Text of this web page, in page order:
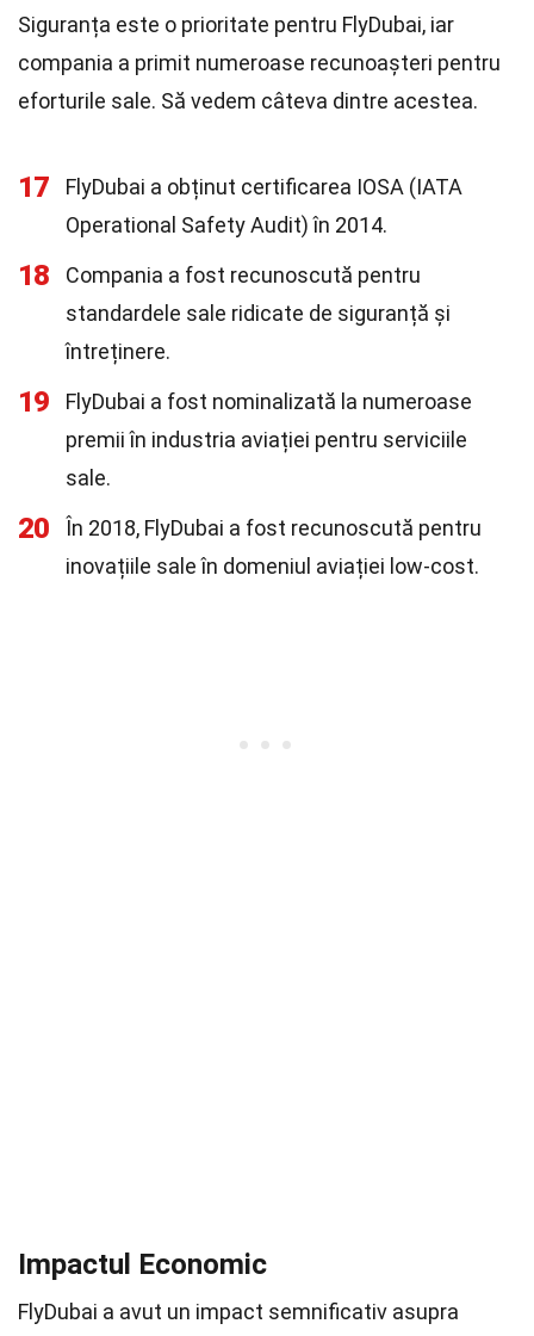
Siguranța este o prioritate pentru FlyDubai, iar
compania a primit numeroase recunoașteri pentru
eforturile sale. Să vedem câteva dintre acestea.
17
FlyDubai a obținut certificarea IOSA (IATA
Operational Safety Audit) în 2014.
18
Compania a fost recunoscută pentru
standardele sale ridicate de siguranță și
întreținere.
19
FlyDubai a fost nominalizată la numeroase
premii în industria aviației pentru serviciile
sale.
20
În 2018, FlyDubai a fost recunoscută pentru
inovațiile sale în domeniul aviației low-cost.
Impactul Economic
FlyDubai a avut un impact semnificativ asupra